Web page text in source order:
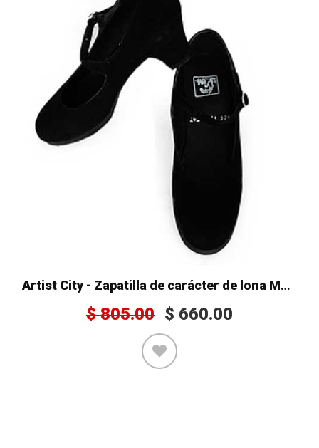
Artist City - Zapatilla de carácter de lona Mod. 7325
$805.00 $ 660.00